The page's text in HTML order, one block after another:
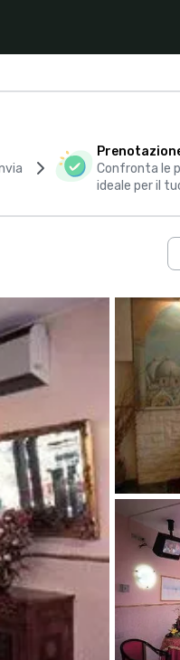
Confronta le
ideale per il